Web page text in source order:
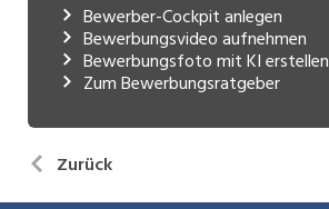
Bewerber-Cockpit anlegen
Bewerbungsvideo aufnehmen
Bewerbungsfoto mit KI erstellen
Zum Bewerbungsratgeber
Zurück